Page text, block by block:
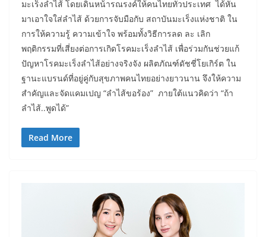
มะเร็งลำไส้ โดยเดินหน้ารณรงค์ให้คนไทยทั่วประเทศ ได้หัน
มาเอาใจใส่ลำไส้ ด้วยการจับมือกับ สถาบันมะเร็งแห่งชาติ ใน
การให้ความรู้ ความเข้าใจ พร้อมทั้งวิธีการลด ละ เลิก
พฤติกรรมที่เสี่ยงต่อการเกิดโรคมะเร็งลำไส้ เพื่อร่วมกันช่วยแก้
ปัญหาโรคมะเร็งลำไส้อย่างจริงจัง ผลิตภัณฑ์ดัชชี่โยเกิร์ต ใน
ฐานะแบรนด์ที่อยู่คู่กับสุขภาพคนไทยอย่างยาวนาน จึงให้ความ
สำคัญและจัดแคมเปญ “ลำไส้ขอร้อง” ภายใต้แนวคิดว่า “ถ้า
ลำไส้..พูดได้”
Read More